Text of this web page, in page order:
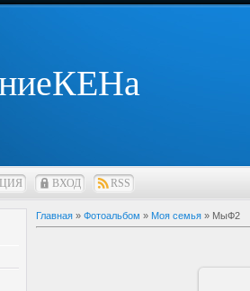
ВХОД RSS
Главная » Фотоальбом » Моя семья » МыФ2